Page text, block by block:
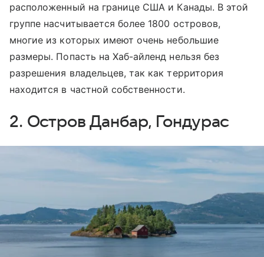
расположенный на границе США и Канады. В этой
группе насчитывается более 1800 островов,
многие из которых имеют очень небольшие
размеры. Попасть на Хаб-айленд нельзя без
разрешения владельцев, так как территория
находится в частной собственности.
2. Остров Данбар, Гондурас